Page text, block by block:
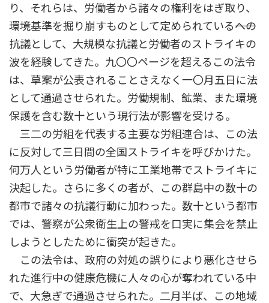
り、それらは、労働者から諸々の権利をはぎ取り、
環境基準を掘り崩すものとして定められている――への
抗議として、大規模な抗議と労働者のストライキの
波を経験してきた。九〇〇ページを超えるこの法令
は、草案が公表されることさえなく一〇月五日に法
として通過させられた。労働規制、鉱業、また環境
保護を含む数十という現行法が影響を受ける。
三二の労組を代表する主要な労組連合は、この法
に反対して三日間の全国ストライキを呼びかけた。
何万人という労働者が特に工業地帯でストライキに
決起した。さらに多くの者が、この群島中の数十の
都市で諸々の抗議行動に加わった。数十という都市
では、警察が公衆衛生上の警戒を口実に集会を禁止
しようとしたために衝突が起きた。
この法令は、政府の対処の誤りにより悪化させら
れた進行中の健康危機に人々の心が奪われている中
で、大急ぎで通過させられた。二月半ば、この地域